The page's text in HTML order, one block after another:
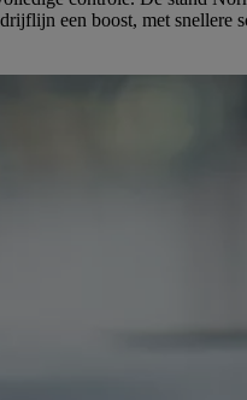
een boost, met